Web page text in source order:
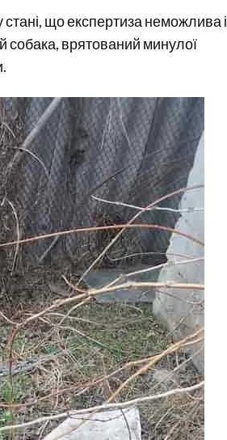
стані, що експертиза неможлива і
собака, врятований минулої